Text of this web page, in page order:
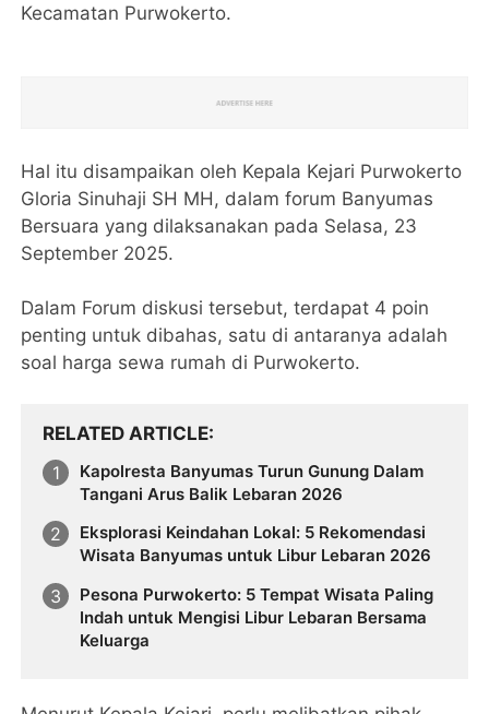
Kecamatan Purwokerto.
Hal itu disampaikan oleh Kepala Kejari Purwokerto
Gloria Sinuhaji SH MH, dalam forum Banyumas
Bersuara yang dilaksanakan pada Selasa, 23
September 2025.
Dalam Forum diskusi tersebut, terdapat 4 poin
penting untuk dibahas, satu di antaranya adalah
soal harga sewa rumah di Purwokerto.
RELATED ARTICLE
Kapolresta Banyumas Turun Gunung Dalam
Tangani Arus Balik Lebaran 2026
Eksplorasi Keindahan Lokal: 5 Rekomendasi
Wisata Banyumas untuk Libur Lebaran 2026
Pesona Purwokerto: 5 Tempat Wisata Paling
Indah untuk Mengisi Libur Lebaran Bersama
Keluarga